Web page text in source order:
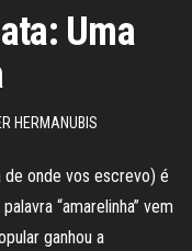
Uma
HERMANUBIS
de onde vos escrevo) é
“amarelinha” vem
ganhou a